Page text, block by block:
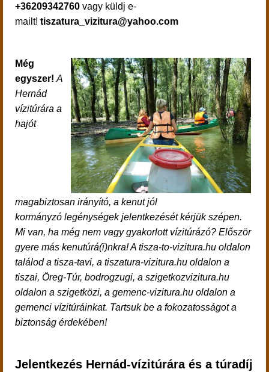
+36209342760 vagy küldj e-
mailt! tiszatura_vizitura@yahoo.com
Még
egyszer! A
Hernád
vízitúrára a
hajót
magabiztosan irányító, a kenut jól
kormányzó legénységek jelentkezését kérjük szépen.
Mi van, ha még nem vagy gyakorlott vízitúrázó? Először
gyere más kenutúrá(i)nkra! A tisza-to-vizitura.hu oldalon
találod a tisza-tavi, a tiszatura-vizitura.hu oldalon a
tiszai, Öreg-Túr, bodrogzugi, a szigetkozvizitura.hu
oldalon a szigetközi, a gemenc-vizitura.hu oldalon a
gemenci vízitúráinkat. Tartsuk be a fokozatosságot a
biztonság érdekében!
Jelentkezés Hernád-vízitúrára és a túradíj